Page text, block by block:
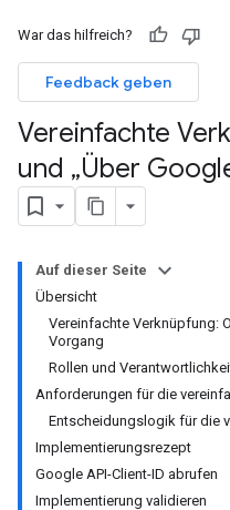
War das hilfreich?
Feedback geben
Vereinfachte
und „Über
Auf dieser Seite
Übersicht
Vereinfachte Verknüpfung:
Vorgang
Rollen und
Anforderungen für die
Entscheidungslogik für die
Implementierungsrezept
Google API-Client-ID abrufen
Implementierung validieren